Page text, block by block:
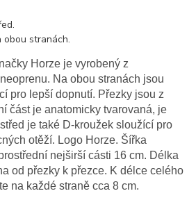
obou stranách.
Horze je vyrobený z
Na obou stranách jsou
pro lepší dopnutí. Přezky jsou z
část je anatomicky tvarovaná, je
je také D-kroužek sloužící pro
otěží. Logo Horze. Šířka
nejširší cásti 16 cm. Délka
od přezky k přezce. K délce celého
na každé straně cca 8 cm.